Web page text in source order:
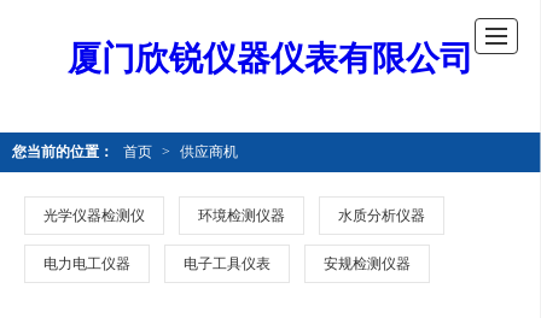
厦门欣锐仪器仪表有限公司
您当前的位置： 首页 > 供应商机
光学仪器检测仪 环境检测仪器 水质分析仪器
电力电工仪器 电子工具仪表 安规检测仪器